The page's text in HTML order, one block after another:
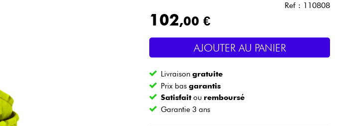
Nederland
Sono
Vents
Câbles & Access.
Ref : 110808
102,00 €
AJOUTER AU PANIER
Livraisongratuite
Prix basgarantis
Satisfaitou remboursé
Garantie 3 ans